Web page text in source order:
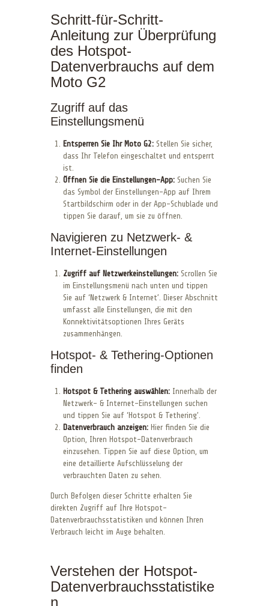
Schritt-für-Schritt-
Anleitung zur Überprüfung
des Hotspot-
Datenverbrauchs auf dem
Moto G2
Zugriff auf das
Einstellungsmenü
Entsperren Sie Ihr Moto G2: Stellen Sie sicher,
dass Ihr Telefon eingeschaltet und entsperrt
ist.
Öffnen Sie die Einstellungen-App: Suchen Sie
das Symbol der Einstellungen-App auf Ihrem
Startbildschirm oder in der App-Schublade und
tippen Sie darauf, um sie zu öffnen.
Navigieren zu Netzwerk- &
Internet-Einstellungen
Zugriff auf Netzwerkeinstellungen: Scrollen Sie
im Einstellungsmenü nach unten und tippen
Sie auf ‘Netzwerk & Internet’. Dieser Abschnitt
umfasst alle Einstellungen, die mit den
Konnektivitätsoptionen Ihres Geräts
zusammenhängen.
Hotspot- & Tethering-Optionen
finden
Hotspot & Tethering auswählen: Innerhalb der
Netzwerk- & Internet-Einstellungen suchen
und tippen Sie auf ‘Hotspot & Tethering’.
Datenverbrauch anzeigen: Hier finden Sie die
Option, Ihren Hotspot-Datenverbrauch
einzusehen. Tippen Sie auf diese Option, um
eine detaillierte Aufschlüsselung der
verbrauchten Daten zu sehen.
Durch Befolgen dieser Schritte erhalten Sie
direkten Zugriff auf Ihre Hotspot-
Datenverbrauchsstatistiken und können Ihren
Verbrauch leicht im Auge behalten.
Verstehen der Hotspot-
Datenverbrauchsstatistike
n